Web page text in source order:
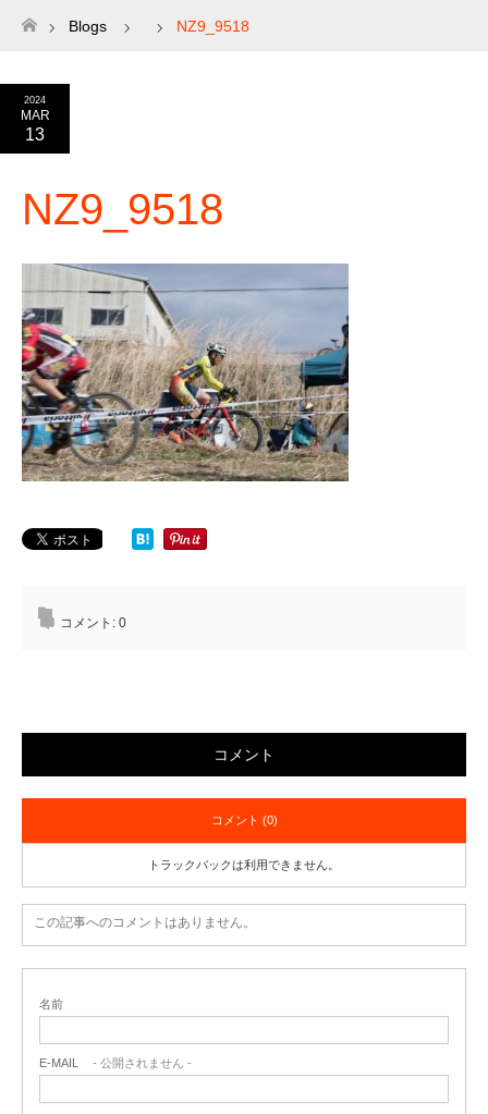
ホーム
Blogs NZ9_9518
2024
MAR
13
NZ9_9518
コメント: 0
コメント
コメント (0)
トラックバックは利用できません。
この記事へのコメントはありません。
名前
E-MAIL - 公開されません -